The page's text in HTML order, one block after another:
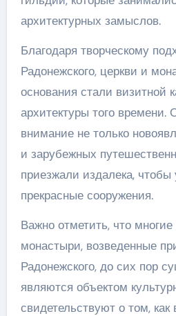
архитектурных замыслов.
Благодаря творческому
Радонежского, церкви и
основания стали визитной
архитектуры того времени.
внимание не только
и зарубежных
приезжали издалека, чтобы
прекрасные сооружения.
Важно отметить, что
монастыри, возведенные
Радонежского, до сих пор
являются объектом
свидетельствуют о том,